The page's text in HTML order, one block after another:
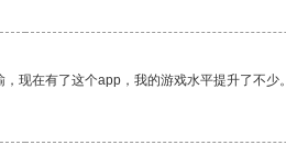
现在有了这个app，我的游戏水平提升了不少。